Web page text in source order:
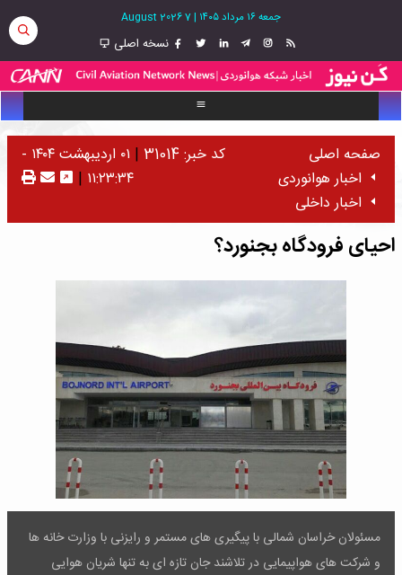
جمعه ۱۶ مرداد ۱۴۰۵ |
7 August 2026
نسخه اصلی
صفحه اصلی
اخبار هوانوردی
اخبار داخلی
کد خبر: 31014 |
۰۱ اردیبهشت ۱۴۰۴ -
۱۱:۲۳:۳۴ |
احیای فرودگاه بجنورد؟
مسئولان خراسان شمالی با پیگیری های مستمر و رایزنی با وزارت خانه ها
و شرکت های هواپیمایی در تلاشند جان تازه ای به تنها شریان هوایی